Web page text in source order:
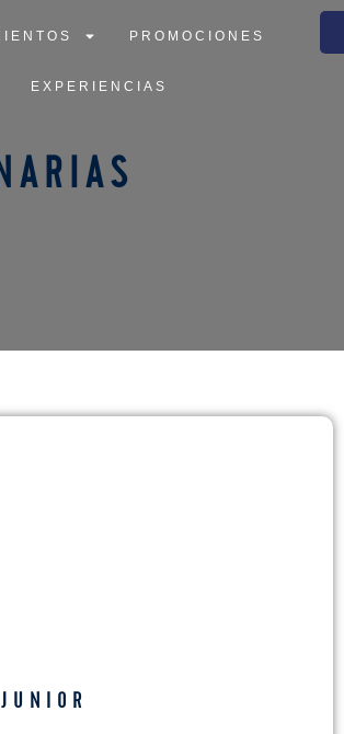
PROMOCIONES
EXPERIENCIAS
PROMOCIONES
EXPERIENCIAS